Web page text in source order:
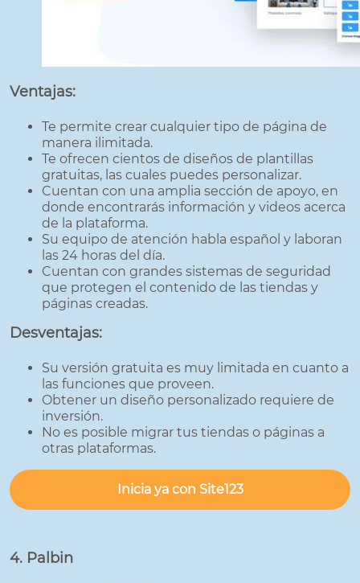
Ventajas:
Te permite crear cualquier tipo de página de
manera ilimitada.
Te ofrecen cientos de diseños de plantillas
gratuitas, las cuales puedes personalizar.
Cuentan con una amplia sección de apoyo, en
donde encontrarás información y videos acerca
de la plataforma.
Su equipo de atención habla español y laboran
las 24 horas del día.
Cuentan con grandes sistemas de seguridad
que protegen el contenido de las tiendas y
páginas creadas.
Desventajas:
Su versión gratuita es muy limitada en cuanto a
las funciones que proveen.
Obtener un diseño personalizado requiere de
inversión.
No es posible migrar tus tiendas o páginas a
otras plataformas.
Inicia ya con Site123
4. Palbin